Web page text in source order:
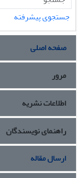
جستجوی پیشرفته
صفحه اصلی
مرور
اطلاعات نشریه
راهنمای نویسندگان
ارسال مقاله